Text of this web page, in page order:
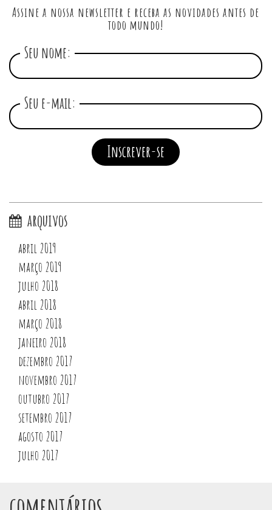
Assine a nossa newsletter e receba as novidades antes de
todo mundo!
Seu nome:
Seu e-mail:
arquivos
abril 2019
março 2019
julho 2018
abril 2018
março 2018
janeiro 2018
dezembro 2017
novembro 2017
outubro 2017
setembro 2017
agosto 2017
julho 2017